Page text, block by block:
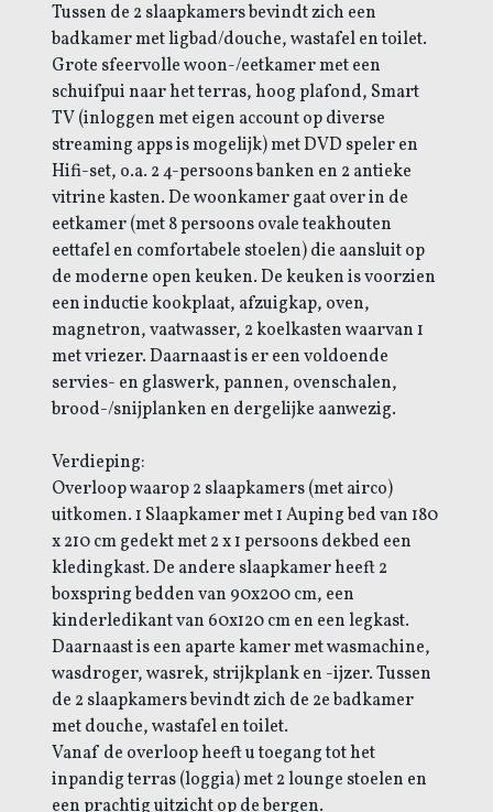
Tussen de 2 slaapkamers bevindt zich een
badkamer met ligbad/douche, wastafel en toilet.
Grote sfeervolle woon-/eetkamer met een
schuifpui naar het terras, hoog plafond, Smart
TV (inloggen met eigen account op diverse
streaming apps is mogelijk) met DVD speler en
Hifi-set, o.a. 2 4-persoons banken en 2 antieke
vitrine kasten. De woonkamer gaat over in de
eetkamer (met 8 persoons ovale teakhouten
eettafel en comfortabele stoelen) die aansluit op
de moderne open keuken. De keuken is voorzien
een inductie kookplaat, afzuigkap, oven,
magnetron, vaatwasser, 2 koelkasten waarvan 1
met vriezer. Daarnaast is er een voldoende
servies- en glaswerk, pannen, ovenschalen,
brood-/snijplanken en dergelijke aanwezig.
Verdieping:
Overloop waarop 2 slaapkamers (met airco)
uitkomen. 1 Slaapkamer met 1 Auping bed van 180
x 210 cm gedekt met 2 x 1 persoons dekbed een
kledingkast. De andere slaapkamer heeft 2
boxspring bedden van 90x200 cm, een
kinderledikant van 60x120 cm en een legkast.
Daarnaast is een aparte kamer met wasmachine,
wasdroger, wasrek, strijkplank en -ijzer. Tussen
de 2 slaapkamers bevindt zich de 2e badkamer
met douche, wastafel en toilet.
Vanaf de overloop heeft u toegang tot het
inpandig terras (loggia) met 2 lounge stoelen en
een prachtig uitzicht op de bergen.